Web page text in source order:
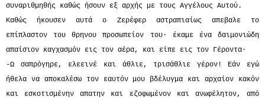
συναριθμηθής καθώς ήσουν εξ αρχής με τους Αγγέλους Αυτού.
Καθώς ήκουσεν αυτά ο Ζερέφερ αστραπιαίως απεβαλε το
επίπλαστον του θρηνου προσωπείον του· έκαμε ένα δαιμονιώδη
απαίσιον καγχασμόν εις τον αέρα, και είπε εις τον Γέροντα·
-Ω σαπρόγηρε, ελεεινέ και άθλιε, τρισάθλιε γέρον! Εάν εγώ
ήθελα να αποκαλέσω τον εαυτόν μου βδέλυγμα και αρχαίον κακόν
και εσκοτισμένην απατην και εζοφωμένον και ανωφέλητον, από